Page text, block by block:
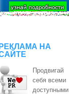
РЕКЛАМА НА
Продвигай
себя всеми
доступными